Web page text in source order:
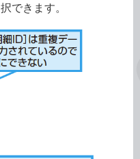
できます。